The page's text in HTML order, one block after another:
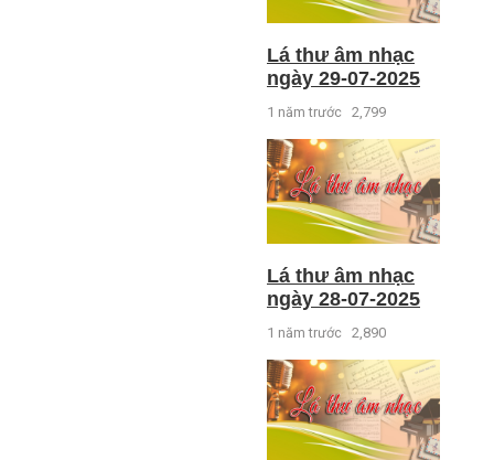
Lá thư âm nhạc
ngày 29-07-2025
1 năm trước 2,799
Lá thư âm nhạc
ngày 28-07-2025
1 năm trước 2,890